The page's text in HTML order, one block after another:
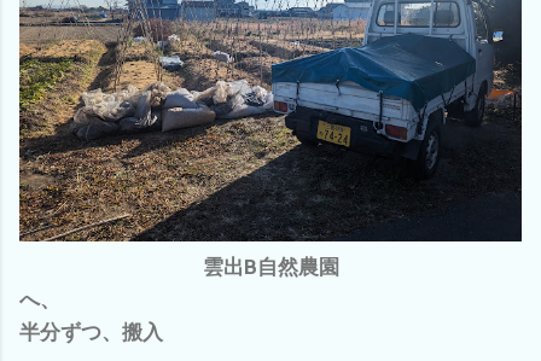
雲出B自然農園
へ、
半分ずつ、搬入